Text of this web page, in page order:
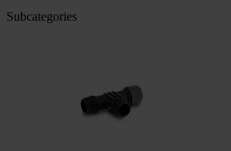
Subcategories